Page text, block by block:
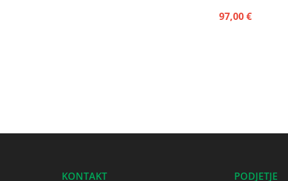
97,00 €
KONTAKT PODJETJE